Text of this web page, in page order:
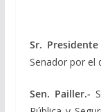
Sr. Presidente
Senador por el
Sen. Pailler.-